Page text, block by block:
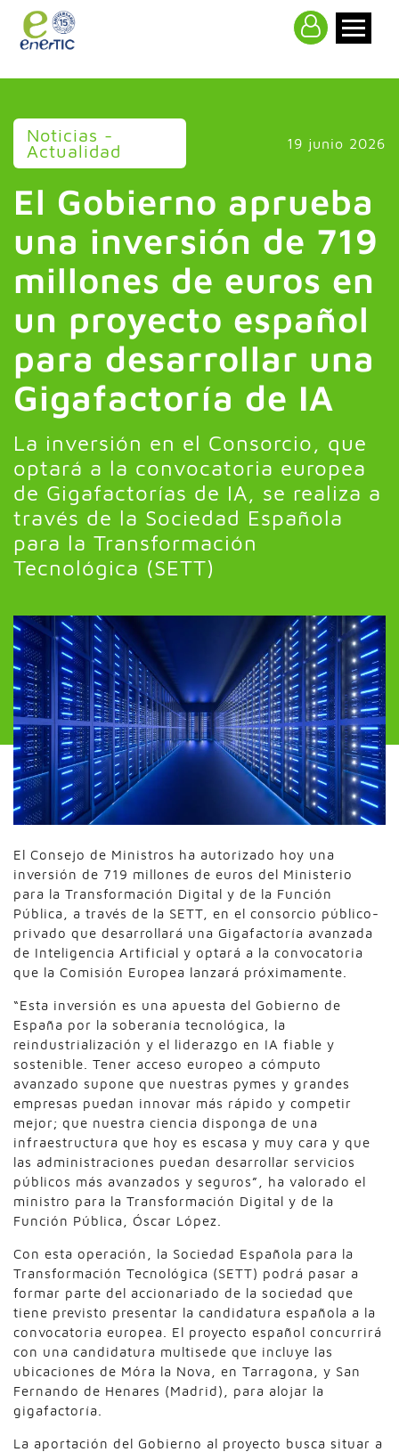
Noticias -
Actualidad 19 junio 2026
El Gobierno aprueba
una inversión de 719
millones de euros en
un proyecto español
para desarrollar una
Gigafactoría de IA
La inversión en el Consorcio, que
optará a la convocatoria europea
de Gigafactorías de IA, se realiza a
través de la Sociedad Española
para la Transformación
Tecnológica (SETT)
El Consejo de Ministros ha autorizado hoy una
inversión de 719 millones de euros del Ministerio
para la Transformación Digital y de la Función
Pública, a través de la SETT, en el consorcio público-
privado que desarrollará una Gigafactoría avanzada
de Inteligencia Artificial y optará a la convocatoria
que la Comisión Europea lanzará próximamente.
“Esta inversión es una apuesta del Gobierno de
España por la soberanía tecnológica, la
reindustrialización y el liderazgo en IA fiable y
sostenible. Tener acceso europeo a cómputo
avanzado supone que nuestras pymes y grandes
empresas puedan innovar más rápido y competir
mejor; que nuestra ciencia disponga de una
infraestructura que hoy es escasa y muy cara y que
las administraciones puedan desarrollar servicios
públicos más avanzados y seguros”, ha valorado el
ministro para la Transformación Digital y de la
Función Pública, Óscar López.
Con esta operación, la Sociedad Española para la
Transformación Tecnológica (SETT) podrá pasar a
formar parte del accionariado de la sociedad que
tiene previsto presentar la candidatura española a la
convocatoria europea. El proyecto español concurrirá
con una candidatura multisede que incluye las
ubicaciones de Móra la Nova, en Tarragona, y San
Fernando de Henares (Madrid), para alojar la
gigafactoría.
La aportación del Gobierno al proyecto busca situar a